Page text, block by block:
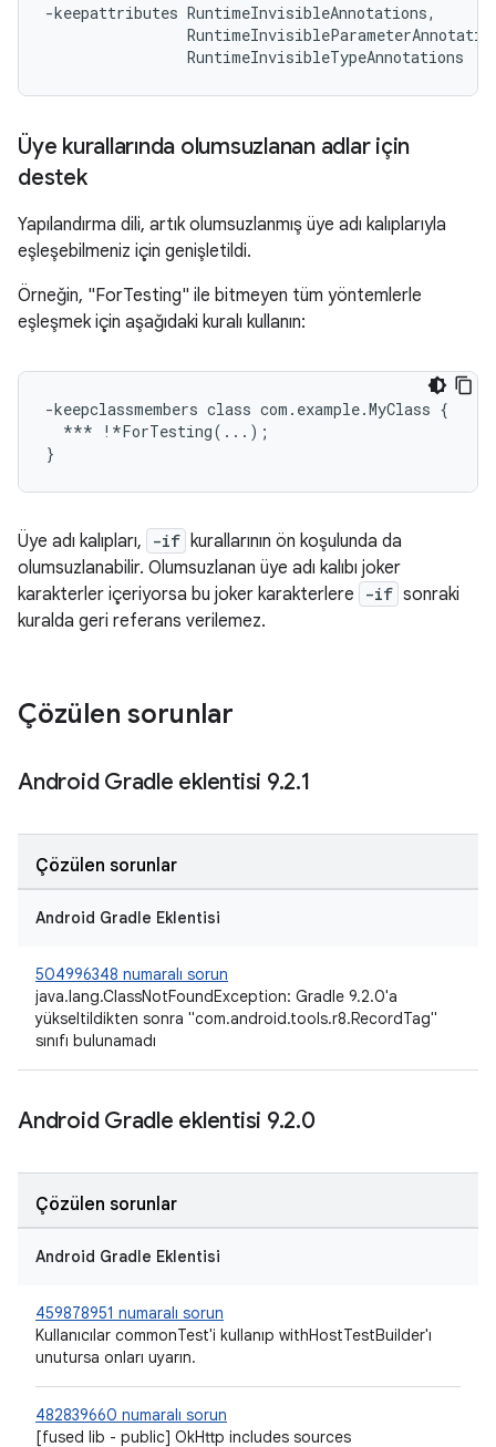
-keepattributes RuntimeInvisibleAnnotations,
Üye kurallarında olumsuzlanan adlar için
destek
Yapılandırma dili, artık olumsuzlanmış üye adı kalıplarıyla
eşleşebilmeniz için genişletildi.
Örneğin, "ForTesting" ile bitmeyen tüm yöntemlerle
eşleşmek için aşağıdaki kuralı kullanın:
-keepclassmembers class com.example.MyClass {
  *** !*ForTesting(...);
Üye adı kalıpları, -if kurallarının ön koşulunda da
olumsuzlanabilir. Olumsuzlanan üye adı kalıbı joker
karakterler içeriyorsa bu joker karakterlere
-if sonraki
kuralda geri referans verilemez.
Çözülen sorunlar
Android Gradle eklentisi 9.2.1
Çözülen sorunlar
Android Gradle Eklentisi
504996348 numaralı sorun
java.lang.ClassNotFoundException: Gradle 9.2.0'a
yükseltildikten sonra "com.android.tools.r8.RecordTag"
sınıfı bulunamadı
Android Gradle eklentisi 9.2.0
Çözülen sorunlar
Android Gradle Eklentisi
459878951 numaralı sorun
Kullanıcılar commonTest'i kullanıp withHostTestBuilder'ı
unutursa onları uyarın.
482839660 numaralı sorun
[fused lib - public] OkHttp includes sources